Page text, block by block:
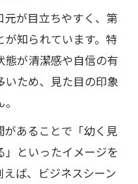
元が目立ちやすく、第
知られています。特
態が清潔感や自信の有
いため、見た目の印象
あることで「幼く見
といったイメージを
ば、ビジネスシーン